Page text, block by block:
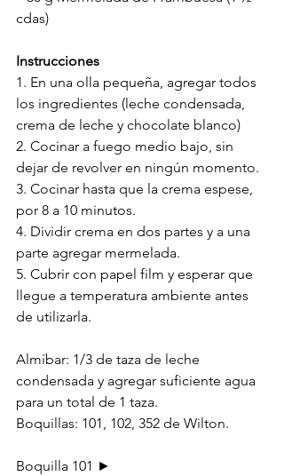
cdas)
Instrucciones
1. En una olla pequeña, agregar todos
los ingredientes (leche condensada,
crema de leche y chocolate blanco)
2. Cocinar a fuego medio bajo, sin
dejar de revolver en ningún momento.
3. Cocinar hasta que la crema espese,
por 8 a 10 minutos.
4. Dividir crema en dos partes y a una
parte agregar mermelada.
5. Cubrir con papel film y esperar que
llegue a temperatura ambiente antes
de utilizarla.
Almíbar: 1/3 de taza de leche
condensada y agregar suficiente agua
para un total de 1 taza.
Boquillas: 101, 102, 352 de Wilton.
Boquilla 101 ►